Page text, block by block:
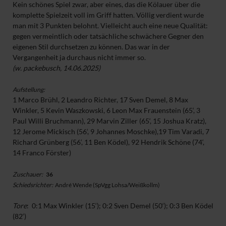
Kein schönes Spiel zwar, aber eines, das die Kölauer über die
komplette Spielzeit voll im Griff hatten. Völlig verdient wurde
man mit 3 Punkten belohnt. Vielleicht auch eine neue Qualität:
gegen vermeintlich oder tatsächliche schwächere Gegner den
eigenen Stil durchsetzen zu können. Das war in der
Vergangenheit ja durchaus nicht immer so.
(w. packebusch, 14.06.2025)
Aufstellung:
1 Marco Brühl, 2 Leandro Richter, 17 Sven Demel, 8 Max
Winkler, 5 Kevin Waszkowski, 6 Leon Max Frauenstein (65‘, 3
Paul Willi Bruchmann), 29 Marvin Ziller (65‘, 15 Joshua Kratz),
12 Jerome Mickisch (56‘, 9 Johannes Moschke),19 Tim Varadi, 7
Richard Grünberg (56‘, 11 Ben Ködel), 92 Hendrik Schöne (74‘,
14 Franco Förster)
Zuschauer: 36
Schiedsrichter: André Wende (SpVgg Lohsa/Weißkollm)
Tore: 0:1 Max Winkler (15‘); 0:2 Sven Demel (50‘); 0:3 Ben Ködel
(82‘)